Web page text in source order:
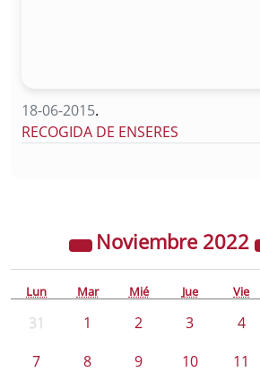
18-06-2015.
RECOGIDA DE ENSERES
Noviembre 2022
Lun Mar Mié Jue Vie
31 1 2 3 4
7
8 9 10 11